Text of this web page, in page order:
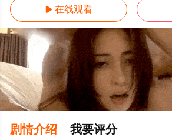
 在线观看
剧情介绍 我要评分